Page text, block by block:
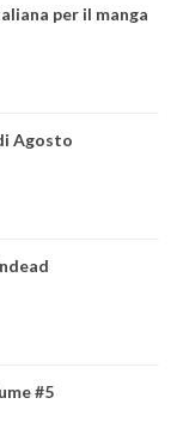
per il manga
Agosto
#5